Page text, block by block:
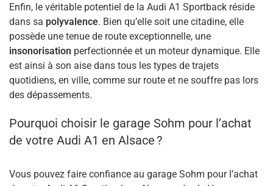
Enfin, le véritable potentiel de la Audi A1 Sportback réside
dans sa polyvalence. Bien qu’elle soit une citadine, elle
possède une tenue de route exceptionnelle, une
insonorisation perfectionnée et un moteur dynamique. Elle
est ainsi à son aise dans tous les types de trajets
quotidiens, en ville, comme sur route et ne souffre pas lors
des dépassements.
Pourquoi choisir le garage Sohm pour l’achat
de votre Audi A1 en Alsace ?
Vous pouvez faire confiance au garage Sohm pour l’achat